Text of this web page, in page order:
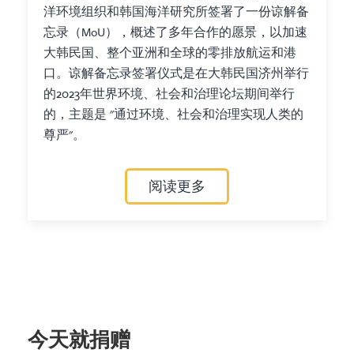
洋环境组织和韩国海洋研究所签署了一份谅解备
忘录（MoU），概述了多年合作的愿景，以加速
大韩民国、整个亚洲和全球的零排放航运和港
口。谅解备忘录签署仪式是在大韩民国济州举行
的2023年世界环境、社会和治理论坛期间举行
的，主题是 "通过环境、社会和治理实现人类的
尊严"。
阅读更多
今天就捐赠